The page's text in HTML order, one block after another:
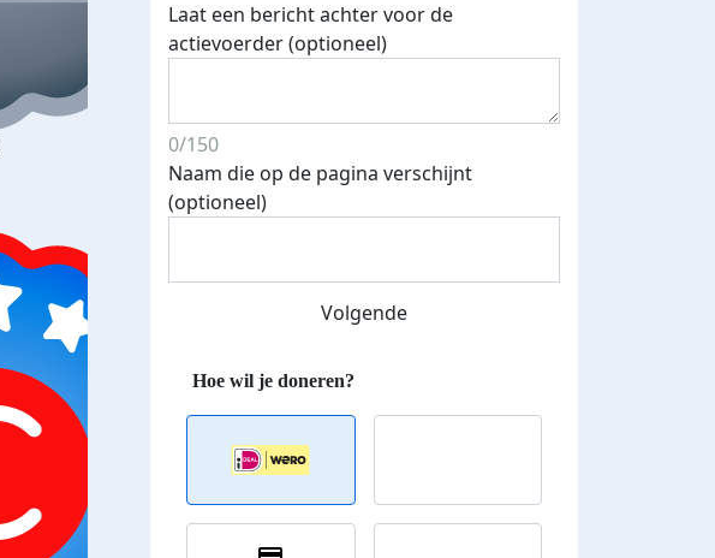
Bij 500 euro aan donaties ontvang
je je speciale KWF t-shirt!
Laat een bericht achter voor de
actievoerder (optioneel)
0/150
Naam die op de pagina verschijnt
(optioneel)
Volgende